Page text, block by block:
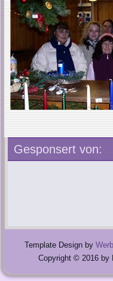
Gesponsert von:
Template Design by
Copyright © 2016 by